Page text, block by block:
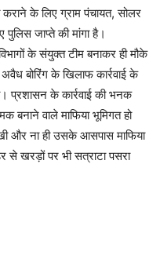
कराने के लिए ग्राम पंचायत, सोलर
जाप्ते की मांगा है।
के संयुक्त टीम बनाकर ही मौके
बोरिंग के खिलाफ कार्रवाई के
प्रशासन के कार्रवाई की भनक
बनाने वाले माफिया भूमिगत हो
और ना ही उसके आसपास माफिया
से खरड़ों पर भी सत्राटा पसरा